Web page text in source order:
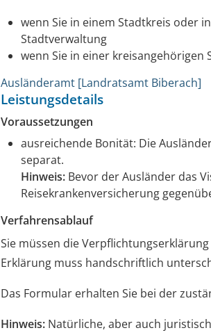
wenn Sie in einem Stadtkreis oder
Stadtverwaltung
wenn Sie in einer
Ausländeramt [Landratsamt Biberach]
Leistungsdetails
Voraussetzungen
ausreichende Bonität: Die
separat.
Hinweis: Bevor der Ausländer das
Reisekrankenversicherung
Verfahrensablauf
Sie müssen die
Erklärung muss handschriftlich
Das Formular erhalten Sie bei der
Hinweis: Natürliche, aber auch